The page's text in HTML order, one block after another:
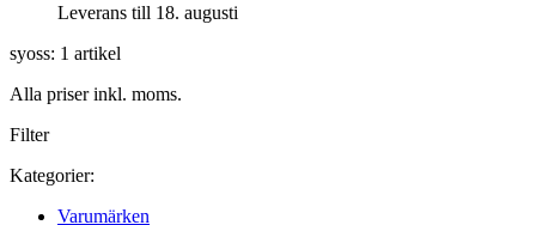
Leverans till 18. augusti
syoss: 1 artikel
Alla priser inkl. moms.
Filter
Kategorier:
Varumärken